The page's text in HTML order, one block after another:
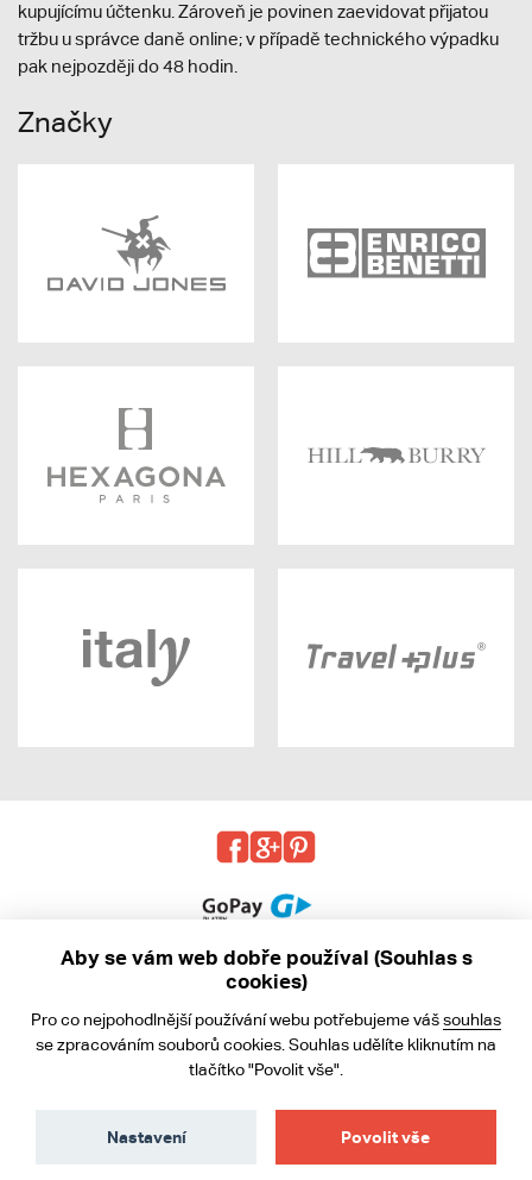
kupujícímu účtenku. Zároveň je povinen zaevidovat přijatou
tržbu u správce daně online; v případě technického výpadku
pak nejpozději do 48 hodin.
Značky
Obchodní podmínky
Ochrana osobních údajů
Aby se vám web dobře používal (Souhlas s
cookies)
Pro co nejpohodlnější používání webu potřebujeme vášsouhlas
se zpracováním souborů cookies. Souhlas udělíte kliknutím na
tlačítko "Povolit vše".
Povolit vše
Nastavení